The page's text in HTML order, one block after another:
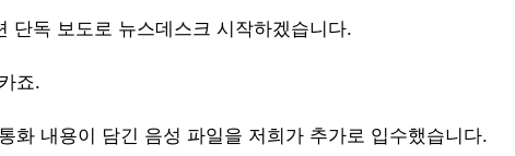
단독 보도로 뉴스데스크 시작하겠습니다.
죠.
화 내용이 담긴 음성 파일을 저희가 추가로 입수했습니다.